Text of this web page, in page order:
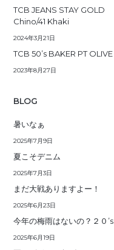
TCB JEANS STAY GOLD
Chino/41 Khaki
2024年3月21日
TCB 50’s BAKER PT OLIVE
2023年8月27日
BLOG
暑いなぁ
2025年7月9日
夏こそデニム
2025年7月3日
まだ大戦ありますよー！
2025年6月23日
今年の梅雨はないの？２０
2025年6月19日